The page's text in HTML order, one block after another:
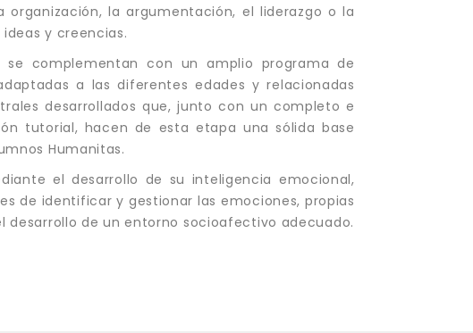
organización, la argumentación, el liderazgo o la
y creencias.
se complementan con un amplio programa de
a las diferentes edades y relacionadas
desarrollados que, junto con un completo e
tutorial, hacen de esta etapa una sólida base
Humanitas.
el desarrollo de su inteligencia emocional,
de identificar y gestionar las emociones, propias
desarrollo de un entorno socioafectivo adecuado.